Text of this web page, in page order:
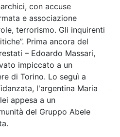
con accuse
e associazione
terrorismo. Gli inquirenti
Prima ancora del
– Edoardo Massari,
impiccato a un
di Torino. Lo seguì a
l'argentina Maria
appesa a un
del Gruppo Abele